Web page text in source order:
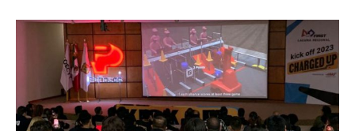
EXA
EL EXACTO
EXA INFORMA
GLOBO
CONTEXTOS
DIÁLOGOS CON LA HISTORIA
COLABORADORES
PC29
ACTUALIDADES GREM